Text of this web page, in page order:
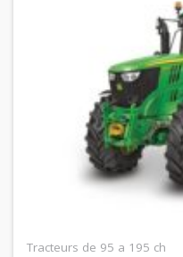
Tracteurs de 95 a 195 ch